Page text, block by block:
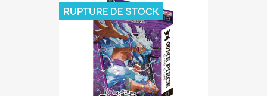
RUPTURE DE STOCK